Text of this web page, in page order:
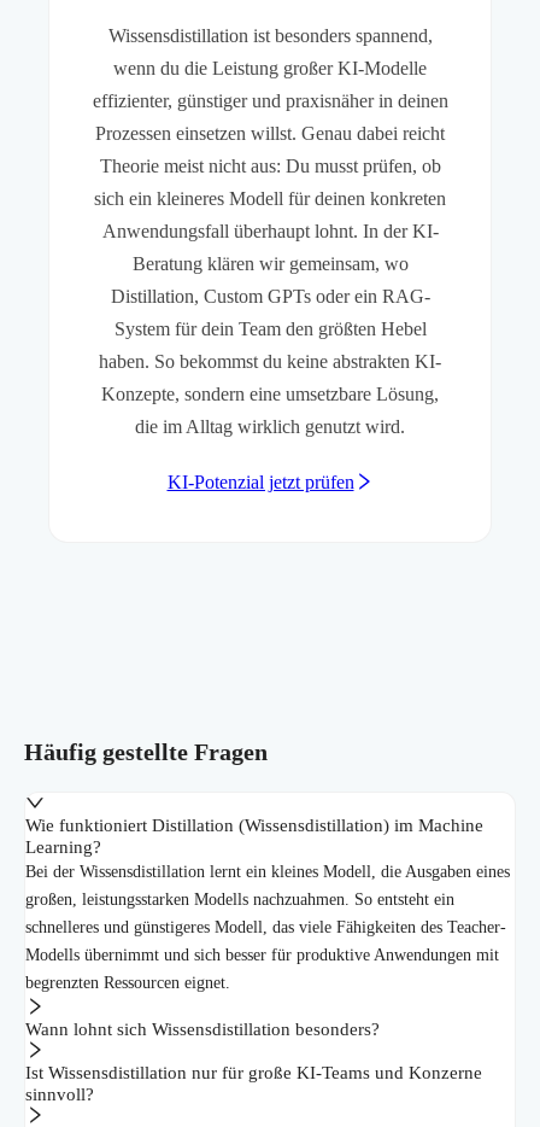
Wissensdistillation ist besonders spannend,
wenn du die Leistung großer KI-Modelle
effizienter, günstiger und praxisnäher in deinen
Prozessen einsetzen willst. Genau dabei reicht
Theorie meist nicht aus: Du musst prüfen, ob
sich ein kleineres Modell für deinen konkreten
Anwendungsfall überhaupt lohnt. In der KI-
Beratung klären wir gemeinsam, wo
Distillation, Custom GPTs oder ein RAG-
System für dein Team den größten Hebel
haben. So bekommst du keine abstrakten KI-
Konzepte, sondern eine umsetzbare Lösung,
die im Alltag wirklich genutzt wird.
KI-Potenzial jetzt prüfen
Häufig gestellte Fragen
Wie funktioniert Distillation (Wissensdistillation) im Machine
Learning?
Bei der Wissensdistillation lernt ein kleines Modell, die Ausgaben eines
großen, leistungsstarken Modells nachzuahmen. So entsteht ein
schnelleres und günstigeres Modell, das viele Fähigkeiten des Teacher-
Modells übernimmt und sich besser für produktive Anwendungen mit
begrenzten Ressourcen eignet.
Wann lohnt sich Wissensdistillation besonders?
Ist Wissensdistillation nur für große KI-Teams und Konzerne
sinnvoll?